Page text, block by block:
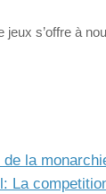
jeux s’offre à
de la
La